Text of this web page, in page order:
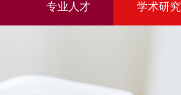
专业人才 学术研究